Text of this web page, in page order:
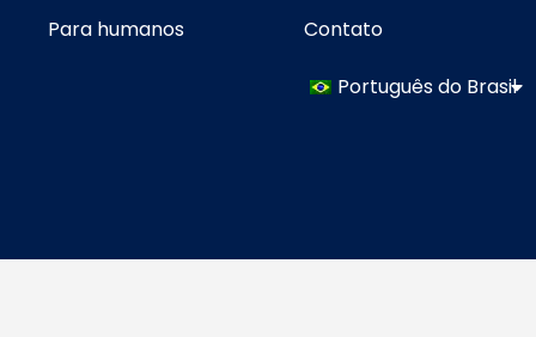
Para humanos Contato
Português do Brasil